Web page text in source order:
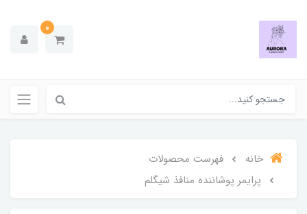
0
خانه
فهرست محصولات
پرایمر پوشاننده منافذ شیگلم